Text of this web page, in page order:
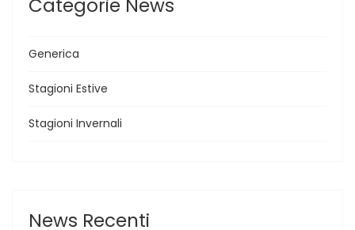
Categorie News
Generica
Stagioni Estive
Stagioni Invernali
News Recenti